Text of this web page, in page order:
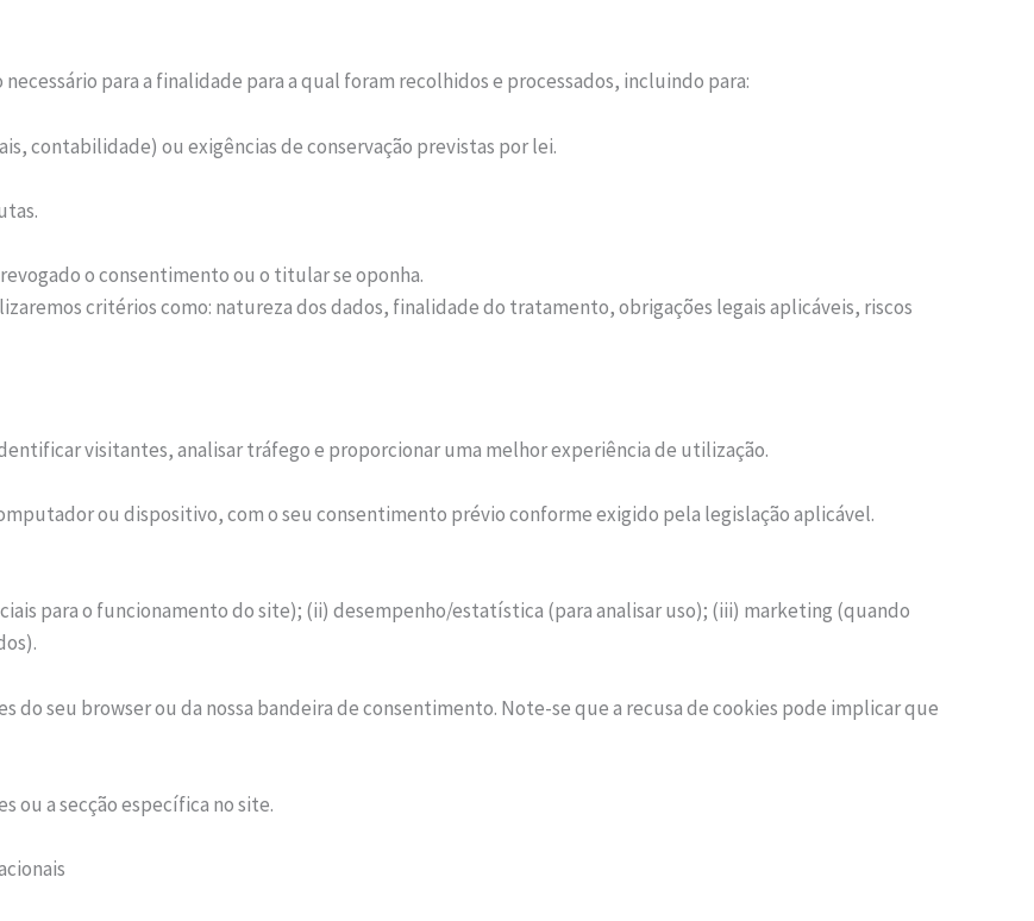
para a finalidade para a qual foram recolhidos e processados, incluindo para:
contabilidade) ou exigências de conservação previstas por lei.
o consentimento ou o titular se oponha.
critérios como: natureza dos dados, finalidade do tratamento, obrigações legais aplicáveis, riscos
visitantes, analisar tráfego e proporcionar uma melhor experiência de utilização.
ou dispositivo, com o seu consentimento prévio conforme exigido pela legislação aplicável.
para o funcionamento do site); (ii) desempenho/estatística (para analisar uso); (iii) marketing (quando
do seu browser ou da nossa bandeira de consentimento. Note-se que a recusa de cookies pode implicar que
ou a secção específica no site.